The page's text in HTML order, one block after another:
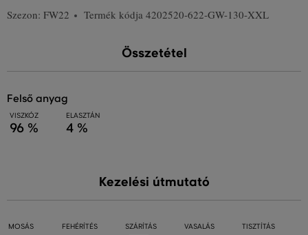
Szezon: FW22 Termék kódja 4202520-622-GW-130-XXL
Összetétel
felső anyag
VISZKÓZ
96 %
ELASZTÁN
4 %
Kezelési útmutató
MOSÁS FEHÉRÍTÉS SZÁRÍTÁS VASALÁS TISZTÍTÁS